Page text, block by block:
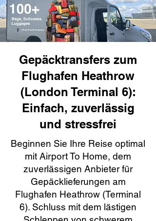
Gepäcktransfers zum
Flughafen Heathrow
(London Terminal 6):
Einfach, zuverlässig
und stressfrei
Beginnen Sie Ihre Reise optimal
mit Airport To Home, dem
zuverlässigen Anbieter für
Gepäcklieferungen am
Flughafen Heathrow (Terminal
6). Schluss mit dem lästigen